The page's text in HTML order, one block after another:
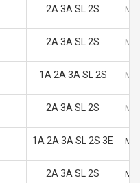
2A 3A SL 2S M
2A 3A SL 2S M
1A 2A 3A SL 2S M
2A 3A SL 2S M
1A 2A 3A SL 2S 3E M
2A 3A SL 2S M